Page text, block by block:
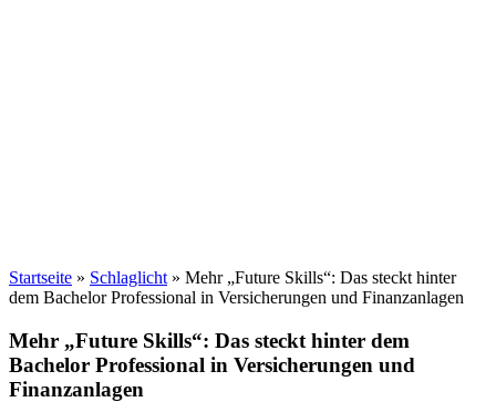
Startseite » Schlaglicht » Mehr „Future Skills“: Das steckt hinter
dem Bachelor Professional in Versicherungen und Finanzanlagen
Mehr „Future Skills“: Das steckt hinter dem
Bachelor Professional in Versicherungen und
Finanzanlagen